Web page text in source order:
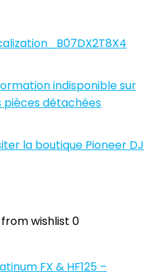
indisponible sur
pièces détachées
la boutique Pioneer DJ
wishlist 0